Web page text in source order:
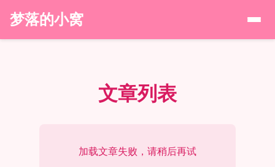
梦落的小窝
文章列表
加载文章失败，请稍后再试